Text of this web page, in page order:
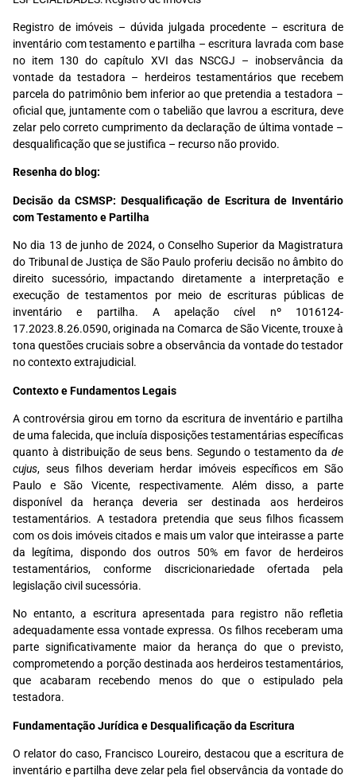
Registro de imóveis – dúvida julgada procedente – escritura de
inventário com testamento e partilha – escritura lavrada com base
no item 130 do capítulo XVI das NSCGJ – inobservância da
vontade da testadora – herdeiros testamentários que recebem
parcela do patrimônio bem inferior ao que pretendia a testadora –
oficial que, juntamente com o tabelião que lavrou a escritura, deve
zelar pelo correto cumprimento da declaração de última vontade –
desqualificação que se justifica – recurso não provido.
Resenha do blog:
Decisão da CSMSP: Desqualificação de Escritura de Inventário
com Testamento e Partilha
No dia 13 de junho de 2024, o Conselho Superior da Magistratura
do Tribunal de Justiça de São Paulo proferiu decisão no âmbito do
direito sucessório, impactando diretamente a interpretação e
execução de testamentos por meio de escrituras públicas de
inventário e partilha. A apelação cível nº 1016124-
17.2023.8.26.0590, originada na Comarca de São Vicente, trouxe à
tona questões cruciais sobre a observância da vontade do testador
no contexto extrajudicial.
Contexto e Fundamentos Legais
A controvérsia girou em torno da escritura de inventário e partilha
de uma falecida, que incluía disposições testamentárias específicas
quanto à distribuição de seus bens. Segundo o testamento da de
cujus, seus filhos deveriam herdar imóveis específicos em São
Paulo e São Vicente, respectivamente. Além disso, a parte
disponível da herança deveria ser destinada aos herdeiros
testamentários. A testadora pretendia que seus filhos ficassem
com os dois imóveis citados e mais um valor que inteirasse a parte
da legítima, dispondo dos outros 50% em favor de herdeiros
testamentários, conforme discricionariedade ofertada pela
legislação civil sucessória.
No entanto, a escritura apresentada para registro não refletia
adequadamente essa vontade expressa. Os filhos receberam uma
parte significativamente maior da herança do que o previsto,
comprometendo a porção destinada aos herdeiros testamentários,
que acabaram recebendo menos do que o estipulado pela
testadora.
Fundamentação Jurídica e Desqualificação da Escritura
O relator do caso, Francisco Loureiro, destacou que a escritura de
inventário e partilha deve zelar pela fiel observância da vontade do